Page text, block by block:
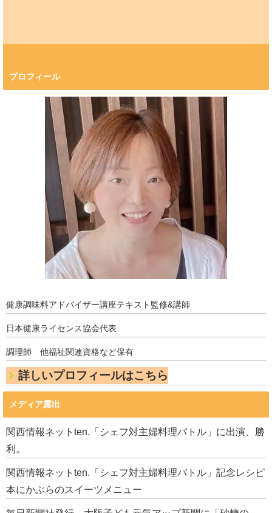
プロフィール
健康調味料アドバイザー講座テキスト監修&講師
日本健康ライセンス協会代表
調理師 他福祉関連資格など保有
詳しいプロフィールはこちら
メディア露出
関西情報ネットten.「シェフ対主婦料理バトル」に出演、勝
利。
関西情報ネットten.「シェフ対主婦料理バトル」記念レシピ
本にかぶらのスイーツメニュー